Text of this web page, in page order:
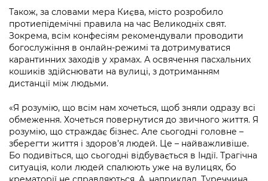
Регуляторна діяльність
Промисловість і наука Києва
Підприємства, установи, організації
Kyiv International Relations
Річні звіти
Гендерна політика
Безбар'єрність
Іноземцям / For foreigners
Пам'ятки культурної спадщини
Портал Захисників та Захисниць
Портал послуг
Міський застосунок Київ Цифровий
Важливе під час воєнного стану
осіб при Київській міській військовій
адміністрації
«Ініціатива «Партнерство «Відкритий
Уряд» – місцевий рівень»
Важливе під час воєнного стану
публічну інформацію
Інформація для споживачів
Про відкриті дані
Портал даних Києва
Публічні дашборди
Контакти для медіа / Contacts for mass
media
Також, за словами мера Києва, місто розробило
протиепідемічні правила на час Великодніх свят.
Зокрема, всім конфесіям рекомендували проводити
богослужіння в онлайн-режимі та дотримуватися
карантинних заходів у храмах. А освячення пасхальних
кошиків здійснювати на вулиці, з дотриманням
дистанції між людьми.
«Я розумію, що всім нам хочеться, щоб зняли одразу всі
обмеження. Хочеться повернутися до звичного життя. Я
розумію, що страждає бізнес. Але сьогодні головне –
зберегти життя і здоров’я людей. Це – найважливіше.
Бо подивіться, що сьогодні відбувається в Індії. Трагічна
ситуація, коли людей спалюють уже на вулицях, бо